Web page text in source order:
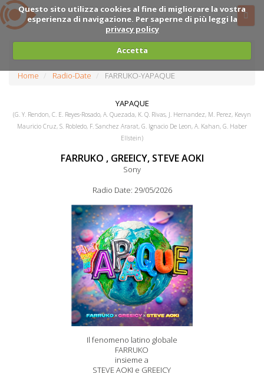
Questo sito utilizza cookies al fine di migliorare la vostra
esperienza di navigazione. Per saperne di più leggi la
privacy policy
Accetta
Home Radio-Date FARRUKO-YAPAQUE
YAPAQUE
(G. Y. Rendon, C. E. Reyes-Rosado, A. Quezada, K. Q. Rivas, J. Hernandez, M. Perez, Kevyn
Mauricio Cruz, S. Robledo, F. Sanchez Ararat, G. Ignacio De Leon, A. Kahan, G. Haber
Ellstein)
FARRUKO , GREEICY, STEVE AOKI
Sony
Radio Date: 29/05/2026
Il fenomeno latino globale
FARRUKO
insieme a
STEVE AOKI e GREEICY